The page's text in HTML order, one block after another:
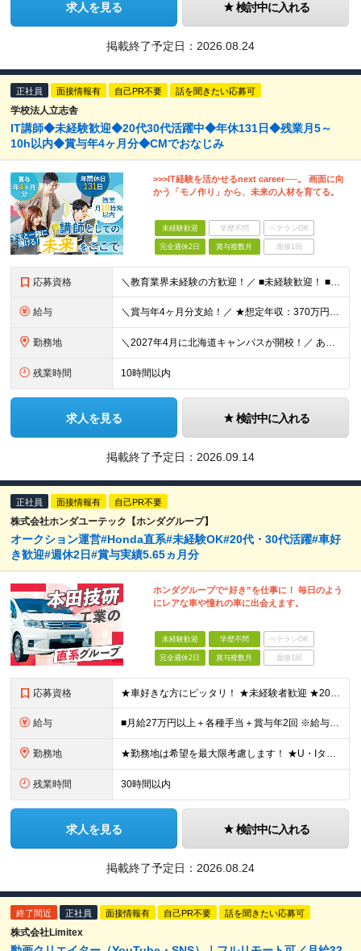
求人を見る 検討中に入れる
掲載終了予定日： 2026.08.24
正社員 面接情報有 自己PR不要 話を聞きたい応募可
学校法人立志舎
IT講師◆未経験歓迎◆20代30代活躍中◆年休131日◆残業月5～
10h以内◆賞与年4ヶ月分◆CMでおなじみ
>>>IT経験を活かせるnext career──。 画面に向
かう「モノ作り」から、未来の人材を育てる。
未経験歓迎 学歴不問 ベテランOK
完全週休2日 賞与複数月 面接1回
応募資格 ＼教育業界未経験の方歓迎！／ ■未経験歓迎！ ■専門卒以上の方 ★教員免許の有無や講師経験は一切問いません！ ＜こんな方をお待ちしております！＞ ◎画面に向かうだけでなく、人と関わり「誰かの成長」
給与 ＼賞与年4ヶ月分支給！／ ★想定年収：370万円～425万円 月給20万3400円～25万8400円＋賞与年2回 ※固定残業代は含みません。時間外手当は全額支給します。 ※上記月給には、一律支給の
勤務地 ＼2027年4月に北海道キャンパスが開校！／ あなたのご希望を考慮のうえ、以下のいずれかに配属いたします。 ■札幌キャンパス ←NEW！ └北海道札幌市中央区南一条西7-11-1 ■東京キャンパス
残業時間 10時間以内
求人を見る 検討中に入れる
掲載終了予定日： 2026.09.14
正社員 面接情報有 自己PR不要
株式会社ホンダユーテック【ホンダグループ】
オークション運営#Honda直系#未経験OK#20代・30代活躍#車好
き歓迎#週休2日#賞与実績5.65ヵ月分
ホンダグループで“好き”を仕事に！ 毎日のよう
にレアな車や憧れの車に出会えます。
未経験歓迎 学歴不問 ベテランOK
完全週休2日 賞与複数月 面接1回
応募資格 ★車好きな方にピッタリ！ ★未経験者歓迎 ★20代～30代が活躍 ◆転勤が可能な方（全国に拠点を展開しているため） ◆普通自動車運転免許をお持ちの方 ◆中古車の販売・仕入れ・買取の経験がある方 ┗も
給与 ■月給27万円以上＋各種手当＋賞与年2回 ※給与は、年齢・経験・能力を考慮して決定します ※時間外勤務手当別途支給 ※販売実績に応じた奨励給あり ※試用期間：2ヶ月あり(条件に差異なし)
勤務地 ★勤務地は希望を最大限考慮します！ ★U・Iターン歓迎／マイカー通勤OK 北海道/宮城/東京/愛知/兵庫/福岡で募集！ ●北海道会場 北海道千歳市泉沢1007-245 ●仙台会場 宮城県岩沼市
残業時間 30時間以内
求人を見る 検討中に入れる
掲載終了予定日： 2026.08.24
終了間近 正社員 面接情報有 自己PR不要 話を聞きたい応募可
株式会社Limitex